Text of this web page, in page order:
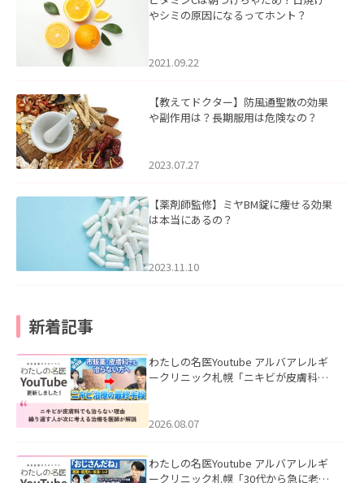
やシミの原因になるってホント？
2021.09.22
【教えてドクター】防風通聖散の効果
や副作用は？長期服用は危険なの？
2023.07.27
【薬剤師監修】ミヤBM錠に痩せる効果
は本当にあるの？
2023.11.10
新着記事
わたしの名医Youtube アルバアレルギ
ークリニック札幌「ニキビが皮膚科で
ました。
2026.08.07
わたしの名医Youtube アルバアレルギ
ークリニック札幌「30代から急に老け